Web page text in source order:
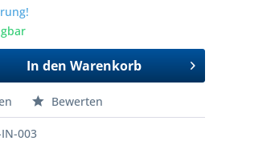
In den Warenkorb
Bewerten
IN-003